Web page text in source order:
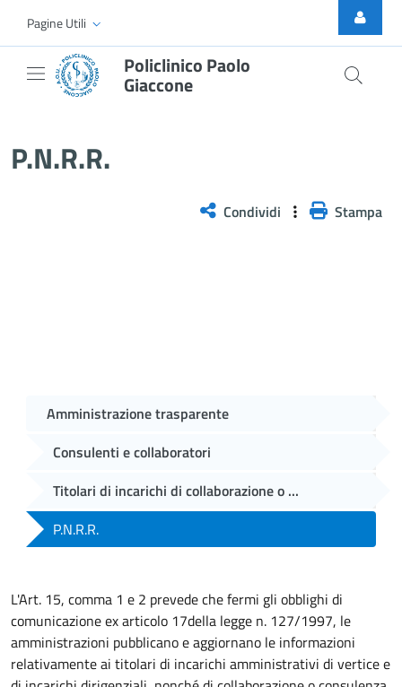
Skip to Main Content
Pagine Utili
Policlinico Paolo
Giaccone
P.N.R.R.
Condividi Stampa
Amministrazione trasparente
Consulenti e collaboratori
Titolari di incarichi di collaborazione o ...
P.N.R.R.
L'Art. 15, comma 1 e 2 prevede che fermi gli obblighi di
comunicazione ex articolo 17della legge n. 127/1997, le
amministrazioni pubblicano e aggiornano le informazioni
relativamente ai titolari di incarichi amministrativi di vertice e